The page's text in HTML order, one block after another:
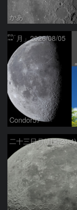
かあ
「月」2026/08/05
Condor57
二十三日月(月齢21.4)